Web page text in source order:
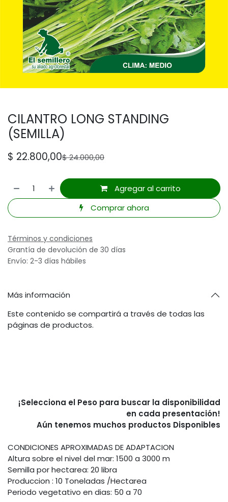
CILANTRO LONG STANDING
(SEMILLA)
$ 22.800,00$24.000,00
Agregar al carrito
Comprar ahora
Términos y condiciones
Grantía de devolución de 30 días
Envío: 2-3 días hábiles
Más información
Este contenido se compartirá a través de todas las
páginas de productos.
¡Selecciona el Peso para buscar la disponibilidad
en cada presentación!
Aún tenemos muchos productos Disponibles
CONDICIONES APROXIMADAS DE ADAPTACION
Altura sobre el nivel del mar: 1500 a 3000 m
Semilla por hectarea: 20 libra
Produccion : 10 Toneladas /Hectarea
Periodo vegetativo en dias: 50 a 70